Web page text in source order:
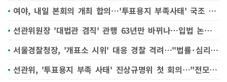
여야, 내일 본회의 개최 합의…'투표용지 부족사태' 국조 요구서 보고
선관위원장 '대법관 겸직' 관행 63년만 바뀌나…입법 논의 속도
서울경찰청장, '개표소 시위' 대응 경찰 격려…"법률·심리 지원"
선관위, '투표용지 부족 사태' 진상규명위 첫 회의…"전모 밝혀 공개할 것"